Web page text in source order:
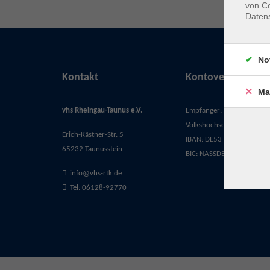
Kontakt
vhs Rheingau-Taunus e.V.
Erich-Kästner-Str. 5
65232 Taunusstein
info@vhs-rtk.de
Tel: 06128-92770
Kontoverbindung
Empfänger:
Volkshochschule Rheingau-
IBAN: DE53 5105 0015
BIC: NASSDE55XXX
von